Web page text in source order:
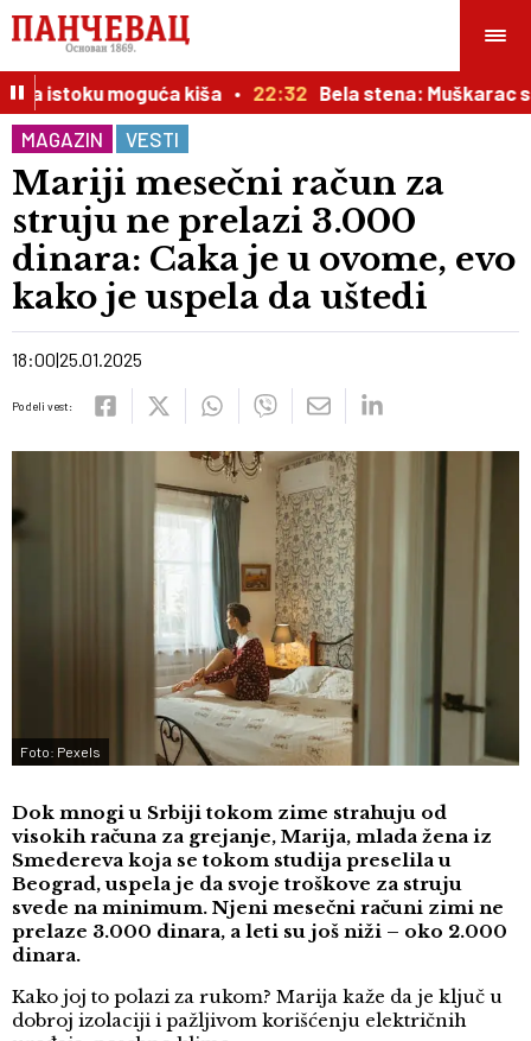
istoku moguća kiša 22:32 Bela stena: Muškarac
MAGAZIN
VESTI
Mariji mesečni račun za
struju ne prelazi 3.000
dinara: Caka je u ovome, evo
kako je uspela da uštedi
18:00 25.01.2025
Podeli vest:
Foto: Pexels
Dok mnogi u Srbiji tokom zime strahuju od
visokih računa za grejanje, Marija, mlada žena iz
Smedereva koja se tokom studija preselila u
Beograd, uspela je da svoje troškove za struju
svede na minimum. Njeni mesečni računi zimi ne
prelaze 3.000 dinara, a leti su još niži – oko 2.000
dinara.
Kako joj to polazi za rukom? Marija kaže da je ključ u
dobroj izolaciji i pažljivom korišćenju električnih